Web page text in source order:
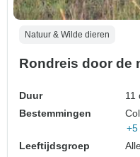
Natuur & Wilde dieren
Rondreis door de
Duur
11
Bestemmingen
Leeftijdsgroep